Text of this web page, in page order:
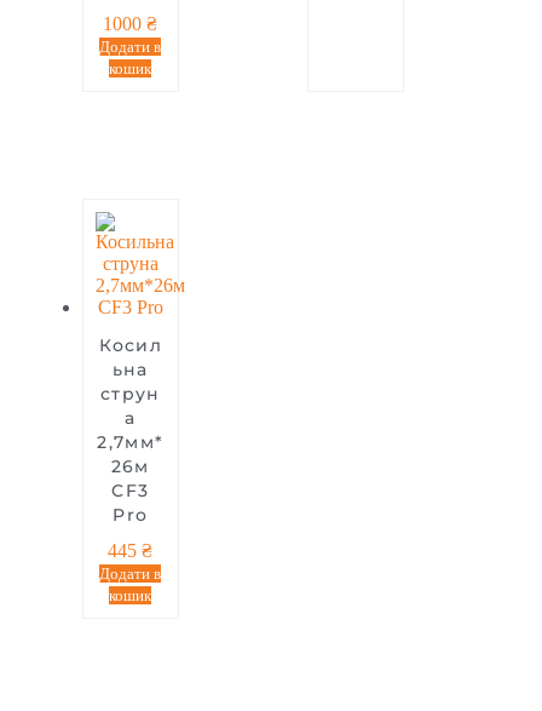
1000₴
Додати в
кошик
Косил
ьна
струн
а
2,7мм*
26м
CF3
Pro
445₴
Додати в
кошик